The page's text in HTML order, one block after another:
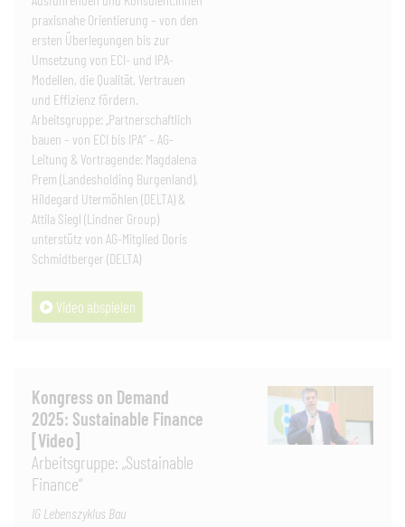
praxisnahe Orientierung – von den
ersten Überlegungen bis zur
Umsetzung von ECI- und IPA-
Modellen, die Qualität, Vertrauen
und Effizienz fördern.
Arbeitsgruppe: „Partnerschaftlich
bauen – von ECI bis IPA“ – AG-
Leitung & Vortragende: Magdalena
Prem (Landesholding Burgenland),
Hildegard Utermöhlen (DELTA) &
Attila Siegl (Lindner Group)
unterstütz von AG-Mitglied Doris
Schmidtberger (DELTA)
Video abspielen
Kongress on Demand
2025: Sustainable Finance
[Video]
Arbeitsgruppe: „Sustainable
Finance“
IG Lebenszyklus Bau